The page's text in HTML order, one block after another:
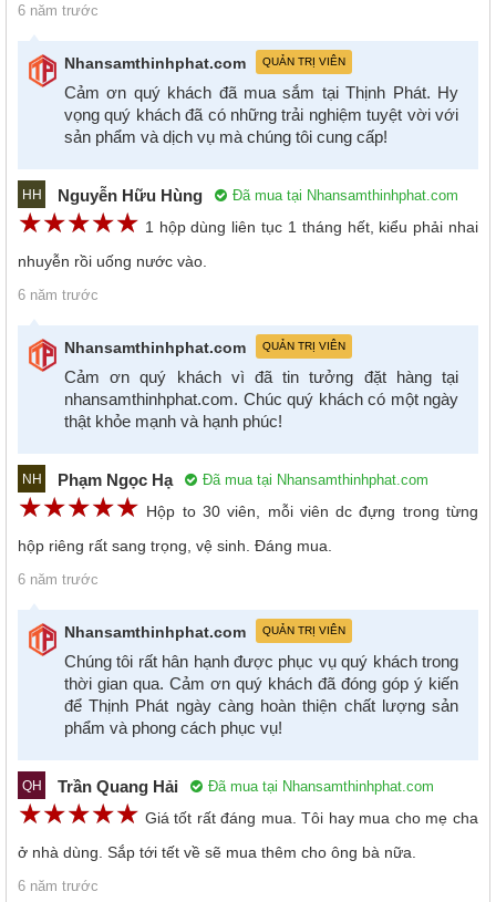
6 năm trước
Nhansamthinhphat.com QUẢN TRỊ VIÊN
Cảm ơn quý khách đã mua sắm tại Thịnh Phát. Hy
vọng quý khách đã có những trải nghiệm tuyệt vời với
sản phẩm và dịch vụ mà chúng tôi cung cấp!
HH Nguyễn Hữu Hùng Đã mua tại Nhansamthinhphat.com
☆☆☆☆☆
★★★★★ 1 hộp dùng liên tục 1 tháng hết, kiểu phải nhai
nhuyễn rồi uống nước vào.
6 năm trước
Nhansamthinhphat.com QUẢN TRỊ VIÊN
Cảm ơn quý khách vì đã tin tưởng đặt hàng tại
nhansamthinhphat.com. Chúc quý khách có một ngày
thật khỏe mạnh và hạnh phúc!
NH Phạm Ngọc Hạ Đã mua tại Nhansamthinhphat.com
☆☆☆☆☆
★★★★★ Hộp to 30 viên, mỗi viên dc đựng trong từng
hộp riêng rất sang trọng, vệ sinh. Đáng mua.
6 năm trước
Nhansamthinhphat.com QUẢN TRỊ VIÊN
Chúng tôi rất hân hạnh được phục vụ quý khách trong
thời gian qua. Cảm ơn quý khách đã đóng góp ý kiến
để Thịnh Phát ngày càng hoàn thiện chất lượng sản
phẩm và phong cách phục vụ!
QH Trần Quang Hải Đã mua tại Nhansamthinhphat.com
☆☆☆☆☆
★★★★★ Giá tốt rất đáng mua. Tôi hay mua cho mẹ cha
ở nhà dùng. Sắp tới tết về sẽ mua thêm cho ông bà nữa.
6 năm trước